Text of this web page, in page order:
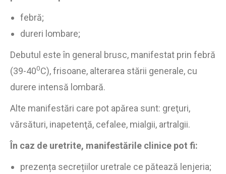
febră;
dureri lombare;
Debutul este în general brusc, manifestat prin febră
(39-400C), frisoane, alterarea stării generale, cu
durere intensă lombară.
Alte manifestări care pot apărea sunt: greţuri,
vărsături, inapetenţă, cefalee, mialgii, artralgii.
În caz de uretrite, manifestările clinice pot fi:
prezența secrețiilor uretrale ce pătează lenjeria;